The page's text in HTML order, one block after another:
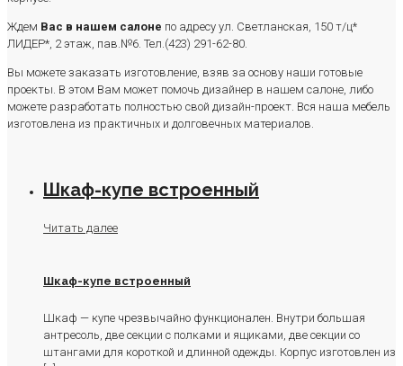
Ждем Вас в нашем салоне по адресу ул. Светланская, 150 т/ц*
ЛИДЕР*, 2 этаж, пав.№6. Тел.(423) 291-62-80.
Вы можете заказать изготовление, взяв за основу наши готовые
проекты. В этом Вам может помочь дизайнер в нашем салоне, либо
можете разработать полностью свой дизайн-проект. Вся наша мебель
изготовлена из практичных и долговечных материалов.
Шкаф-купе встроенный
Читать далее
Шкаф-купе встроенный
Шкаф — купе чрезвычайно функционален. Внутри большая
антресоль, две секции с полками и ящиками, две секции со
штангами для короткой и длинной одежды. Корпус изготовлен из